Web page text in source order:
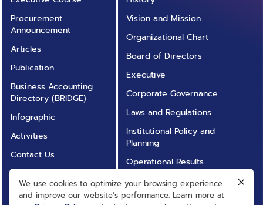
เพื่อเป็นประโยชน์ต่อการดำเนินชีวิตของเราทุกคนต่อไป
Reference Dashboard การเกษตร Dashboard การ
ท่องเที่ยว Dashboard การเดินเรือ เนื้อหาโดย ขวัญศิริ
ศิริมังคลาตรวจทานและปรับปรุงโดย
คือพืชชนิดใดบ้าง รวมถึงมีการแสดงขนาดแปลง และกลุ่ม
ชุดดิน รวมทั้งมีการแสดงจำนวนการเป็นสมาชิกโครงการอื่น
ๆ ของสมาชิกผู้ถือบัตรดินดี นอกจากนี้ยังสามารถดูราย
ละเอียดแต่ละพื้นที่โดยเลือกพื้นที่จังหวัดที่ต้องการในแผนที่
ได้ดังรูปที่ 2 ซึ่งเป็นข้อมูลบัตรดินดีในพื้นที่จังหวัดเชียงใหม่
หน้าจอการแสดงผลอื่น ๆ ก็จะแสดงผลที่สอดคล้องกับ
พื้นที่ที่เลือก ในส่วนของการจัดการที่มีการดำเนินการ
สามารถสรุปในแต่ละพื้นที่จังหวัดดังรูปที่ 3 จากข้อมูลที่ได้มี
การรวบรวมมานั้น การปลูกพืชปุ๋ยสดเป็นวิธีการจัดการที่มี
การใช้มากที่สุด รองลงมาคือการไถพรวนตามแนวระดับ และ
การสร้างบ่อน้ำในไร่นา/สระน้ำ/บ่อเก็บน้ำ ตามลำดับ จังหวัด
ที่มีการใช้วิธีการจัดการมากที่สุด 3 อันดับแรก ได้แก่ สุรินทร์
ข้อมูลจากวิธีการจัดการได้ โดยเลือกวิธีการจากตารางด้าน
Procurement
Announcement
Articles
Publication
Business Accounting
Directory (BRIDGE)
Infographic
Activities
Contact Us
Annual Report
FAQ
Vision and Mission
Organizational Chart
Board of Directors
Executive
Corporate Governance
Laws and Regulations
Institutional Policy and
Planning
Operational Results
Operational
Transparency (ITA)
We use cookies to optimize your browsing experience
and improve our website’s performance. Learn more at